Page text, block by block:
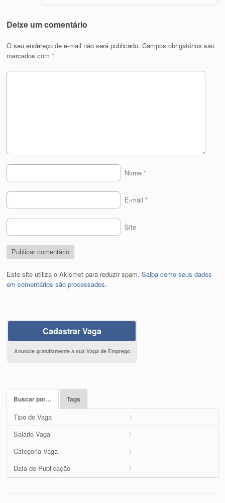
Deixe um comentário
O seu endereço de e-mail não será publicado. Campos obrigatórios são
marcados com*
Nome *
E-mail *
Site
Este site utiliza o Akismet para reduzir spam.Saiba como seus dados
em comentários são processados.
Cadastrar Vaga
Anuncie gratuitamente a sua Vaga de Emprego
Buscar por… Tags
Tipo de Vaga
Salário Vaga
Categoria Vaga
Data de Publicação